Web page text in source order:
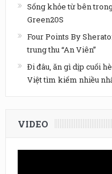
Sống khỏe từ bên
Green20S
Four Points By
trung thu “An Viên”
Đi đâu, ăn gì dịp cuối
Việt tìm kiếm nhiều
VIDEO